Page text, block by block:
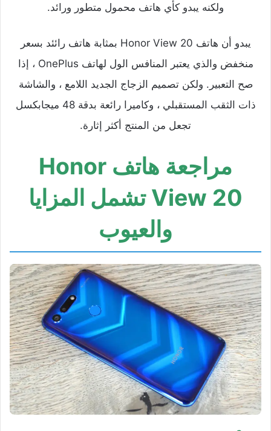
ولكنه يبدو كأي هاتف محمول متطور ورائد.
يبدو أن هاتف Honor View 20 بمثابة هاتف رائئد بسعر
منخفض والذي يعتبر المنافس الول لهاتف OnePlus ، إذا
صح التعبير. ولكن تصميم الزجاج الجديد اللامع ، والشاشة
ذات الثقب المستقبلي ، وكاميرا رائعة بدقة 48 ميجابكسل
تجعل من المنتج أكثر إثارة.
مراجعة هاتف Honor
View 20 تشمل المزايا
والعيوب